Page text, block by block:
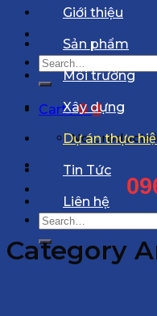
Search
for:
Cart /0₫
No products
Search
for:
Giới thiệu
Sản phẩm
Môi trường
Xây dựng
Dự án thực
Tin Tức
Liên hệ
Category